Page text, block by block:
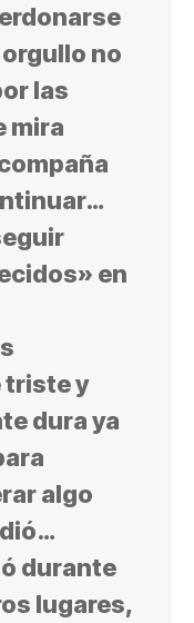
no
las
mira
en
triste y
dura ya
algo
durante
lugares,